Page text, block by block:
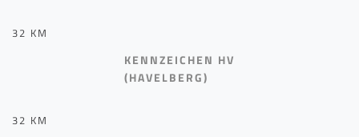
32 KM
KENNZEICHEN HV
(HAVELBERG)
32 KM